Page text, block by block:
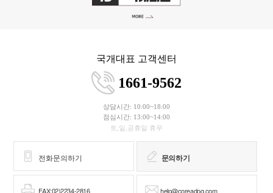
국개대표 고객센터
1661-9562
상담시간: 10:00~18:00
점심시간: 13:00~14:00
토,일,공휴일 휴무
전화문의하기 문의하기
FAX:02)2234-2816 help@coreadog.com